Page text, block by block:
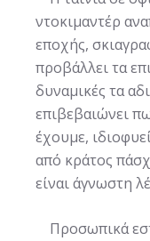
ντοκιμαντέρ
εποχής,
προβάλλει τα
δυναμικές τα
επιβεβαιώνει
έχουμε,
από κράτος
είναι άγνωστη
Προσωπικά